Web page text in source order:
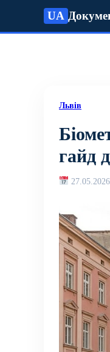
UA
Львів
гайд
27.05.2026